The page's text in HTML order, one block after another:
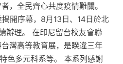
，全民齊心共度疫情難關。
開序幕，8月13日、14日於北
理。 在印尼留台校友會聯
灣高等教育展，是睽違三年
色多元科系等。 本系列感謝